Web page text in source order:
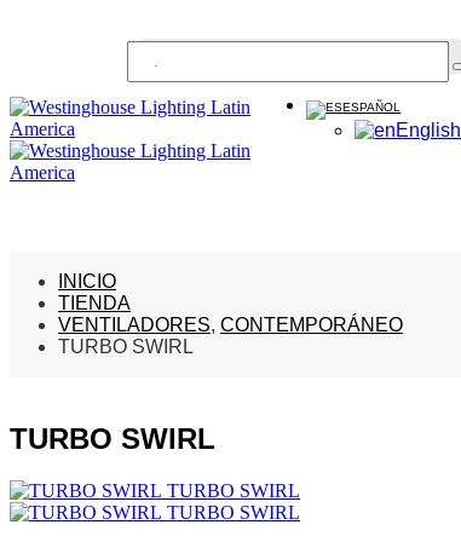
ESPAÑOL
English
INICIO
TIENDA
VENTILADORES, CONTEMPORÁNEO
TURBO SWIRL
TURBO SWIRL
TURBO SWIRL
TURBO SWIRL